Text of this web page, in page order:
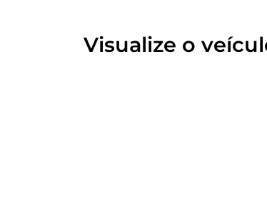
Visualize o